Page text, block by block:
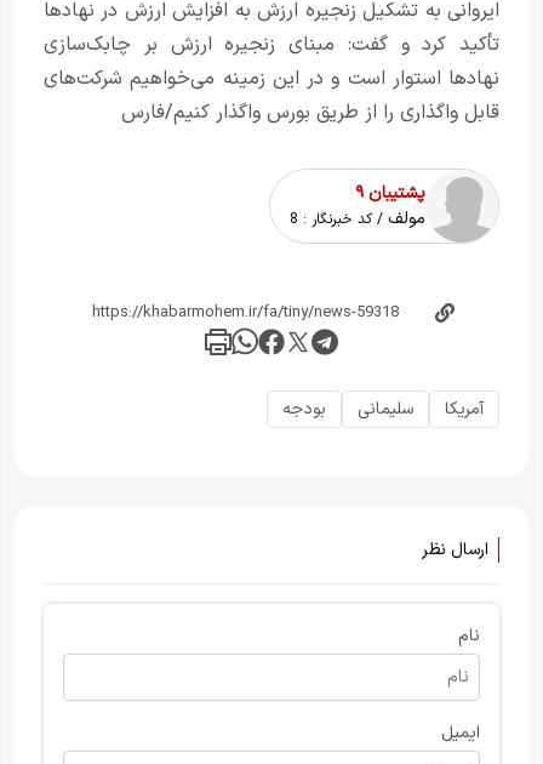
ایروانی به تشکیل زنجیره ارزش به افزایش ارزش در نهادها
تأکید کرد و گفت: مبنای زنجیره ارزش بر چابک‌سازی
نهادها استوار است و در این زمینه می‌خواهیم شرکت‌های
قابل واگذاری را از طریق بورس واگذار کنیم/فارس
پشتیبان ۹
مولف / کد خبرنگار : 8
آمریکا سلیمانی بودجه
ارسال نظر
نام
ایمیل